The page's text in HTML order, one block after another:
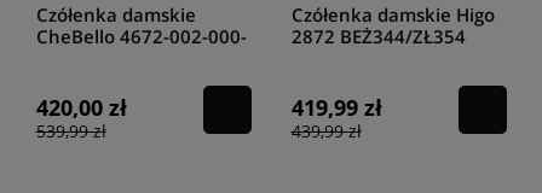
Czółenka damskie
CheBello 4672-002-000-
420,00 zł
539,99 zł
Czółenka damskie Higo
2872 BEŻ344/ZŁ354
419,99 zł
439,99 zł